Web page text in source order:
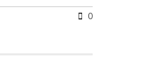
0